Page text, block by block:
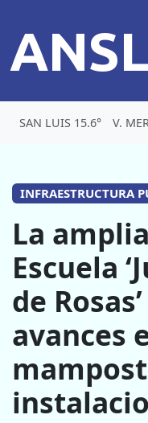
ANSL
SAN LUIS 15.6° V.
INFRAESTRUCTURA
La
Escuela
de
avances